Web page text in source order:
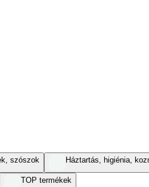
szószok Háztartás, higiénia,
TOP termékek